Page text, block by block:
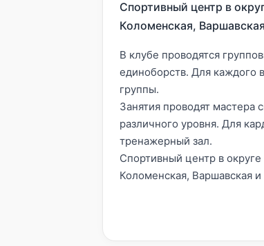
Спортивный центр в
Коломенская,
В клубе проводятся
единоборств. Для каждого
группы.
Занятия проводят мастера
различного уровня. Для
тренажерный зал.
Спортивный центр в
Коломенская, Варшавская и